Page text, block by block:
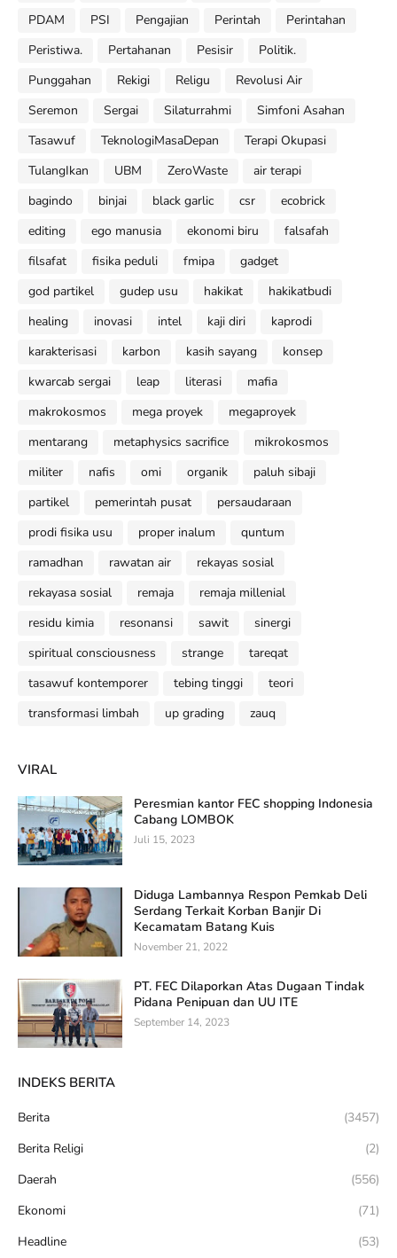
PDAM
PSI Pengajian Perintah
Perintahan
Peristiwa.
Pertahanan Pesisir
Politik.
Punggahan
Rekigi Religu
Revolusi Air
Seremon
Sergai Silaturrahmi
Simfoni Asahan
Tasawuf
TeknologiMasaDepan
Terapi Okupasi
TulangIkan
UBM ZeroWaste
air terapi
bagindo
binjai black garlic csr
ecobrick
editing
ego manusia ekonomi biru
falsafah
filsafat
fisika peduli fmipa
gadget
god partikel
gudep usu hakikat
hakikatbudi
healing
inovasi intel kaji diri
kaprodi
karakterisasi
karbon kasih sayang
konsep
kwarcab sergai
leap literasi
mafia
makrokosmos
mega proyek
megaproyek
mentarang
metaphysics sacrifice
mikrokosmos
militer
nafis omi organik
paluh sibaji
partikel
pemerintah pusat
persaudaraan
prodi fisika usu
proper inalum
quntum
ramadhan
rawatan air
rekayas sosial
rekayasa sosial
remaja
remaja millenial
residu kimia
resonansi sawit
sinergi
spiritual consciousness
strange
tareqat
tasawuf kontemporer
tebing tinggi
teori
transformasi limbah
up grading zauq
VIRAL
Peresmian kantor FEC shopping Indonesia
Cabang LOMBOK
Juli 15, 2023
Diduga Lambannya Respon Pemkab Deli
Serdang Terkait Korban Banjir Di
Kecamatam Batang Kuis
November 21, 2022
PT. FEC Dilaporkan Atas Dugaan Tindak
Pidana Penipuan dan UU ITE
September 14, 2023
INDEKS BERITA
Berita
(3457)
Berita Religi
(2)
Daerah
(556)
Ekonomi
(71)
Headline
(53)